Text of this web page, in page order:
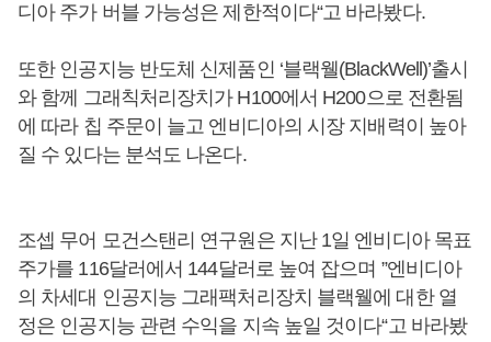
디아 주가 버블 가능성은 제한적이다“고 바라봤다.
또한 인공지능 반도체 신제품인 ‘블랙웰(BlackWell)’출시
와 함께 그래칙처리장치가 H100에서 H200으로 전환됨
에 따라 칩 주문이 늘고 엔비디아의 시장 지배력이 높아
질 수 있다는 분석도 나온다.
조셉 무어 모건스탠리 연구원은 지난 1일 엔비디아 목표
주가를 116달러에서 144달러로 높여 잡으며 ”엔비디아
의 차세대 인공지능 그래팩처리장치 블랙웰에 대한 열
정은 인공지능 관련 수익을 지속 높일 것이다“고 바라봤